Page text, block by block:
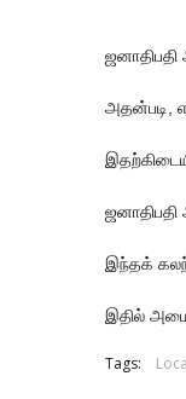
ஜனாதிபதி
அதன்படி,
இந்தக்
இதில்
Tags: